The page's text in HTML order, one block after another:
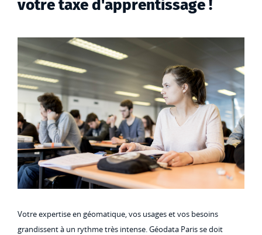
votre taxe d'apprentissage !
Votre expertise en géomatique, vos usages et vos besoins
grandissent à un rythme très intense. Géodata Paris se doit